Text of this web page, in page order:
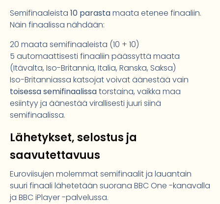
Semifinaaleista 10 parastamaata etenee finaaliin.
Näin finaalissa nähdään:
20 maata semifinaaleista (10 + 10)
5 automaattisesti finaaliin päässyttä maata
(Itävalta, Iso-Britannia, Italia, Ranska, Saksa)
Iso-Britanniassa katsojat voivat äänestää vain
toisessa semifinaalissatorstaina, vaikka maa
esiintyy ja äänestää virallisesti juuri siinä
semifinaalissa.
Lähetykset, selostus ja
saavutettavuus
Euroviisujen molemmat semifinaalit ja lauantain
suuri finaali lähetetään suorana BBC One -kanavalla
ja BBC iPlayer -palvelussa.